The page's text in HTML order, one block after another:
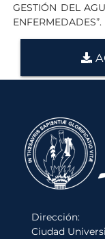
GESTIÓN DEL
ENFERMEDADES”.
Dirección:
Ciudad